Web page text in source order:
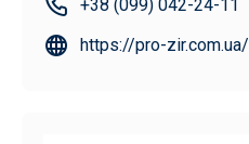
+38 (099) 042-24-11
https://pro-zir.com.ua/